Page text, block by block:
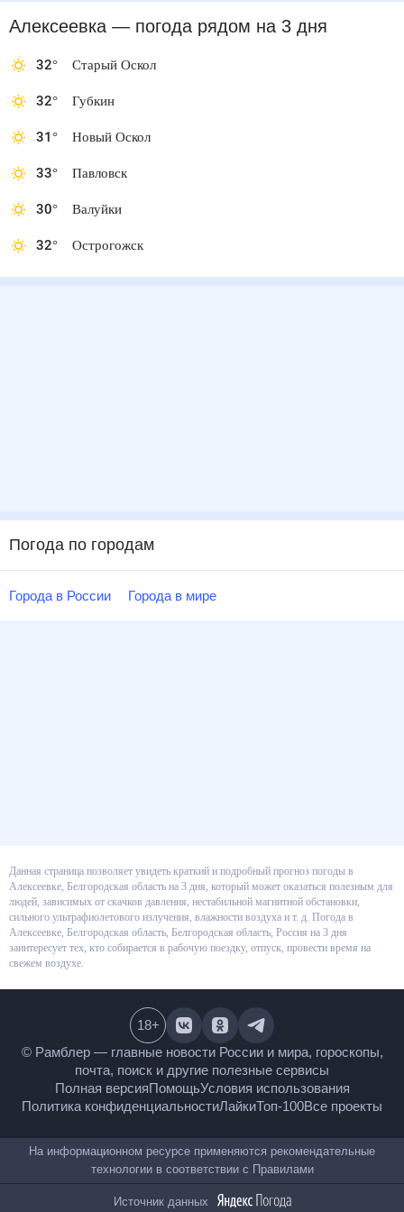
Алексеевка — погода рядом на 3 дня
32° Старый Оскол
32° Губкин
31° Новый Оскол
33° Павловск
30° Валуйки
32° Острогожск
Погода по городам
Города в России Города в мире
Данная страница позволяет увидеть краткий и подробный прогноз
погоды в Алексеевке, Белгородская область на 3 дня, который может
оказаться полезным для людей, зависимых от скачков давления,
нестабильной магнитной обстановки, сильного ультрафиолетового
излучения, влажности воздуха и т. д. Погода в Алексеевке, Белгородская
область, Белгородская область, Россия на 3 дня заинтересует тех, кто
собирается в рабочую поездку, отпуск, провести время на свежем
© Рамблер — главные новости России и мира,
гороскопы, почта, поиск и другие полезные сервисы
Полная версияПомощьУсловия использования
Все проекты
18+
На информационном ресурсе применяются
рекомендательные технологии в соответствии с